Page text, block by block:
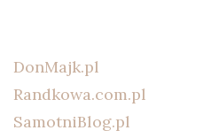
DonMajk.pl
Randkowa.com.pl
SamotniBlog.pl